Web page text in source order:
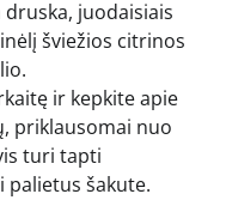
juodaisiais
šviežios citrinos
ir kepkite apie
priklausomai nuo
turi tapti
palietus šakute.